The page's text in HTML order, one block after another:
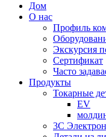
Дом
О нас
Профиль
Экскурсия
Сертификат
Часто
Продукты
Токарные
EV
3С